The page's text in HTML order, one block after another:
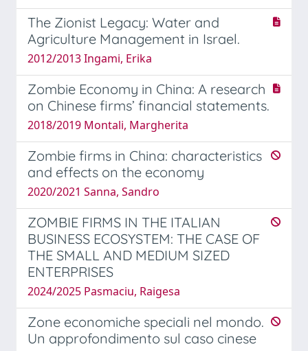
The Zionist Legacy: Water and
Agriculture Management in Israel.
2012/2013 Ingami, Erika
Zombie Economy in China: A research
on Chinese firms’ financial statements.
2018/2019 Montali, Margherita
Zombie firms in China: characteristics
and effects on the economy
2020/2021 Sanna, Sandro
ZOMBIE FIRMS IN THE ITALIAN
BUSINESS ECOSYSTEM: THE CASE OF
THE SMALL AND MEDIUM SIZED
ENTERPRISES
2024/2025 Pasmaciu, Raigesa
Zone economiche speciali nel mondo.
Un approfondimento sul caso cinese